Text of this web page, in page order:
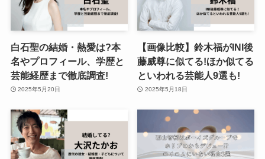
白石聖の結婚・熱愛は?本
名やプロフィール、学歴と
芸能経歴まで徹底調査!
2025年5月20日
【画像比較】鈴木福がINI後
藤威尊に似てる!ほか似てる
といわれる芸能人9選も!
2025年5月18日